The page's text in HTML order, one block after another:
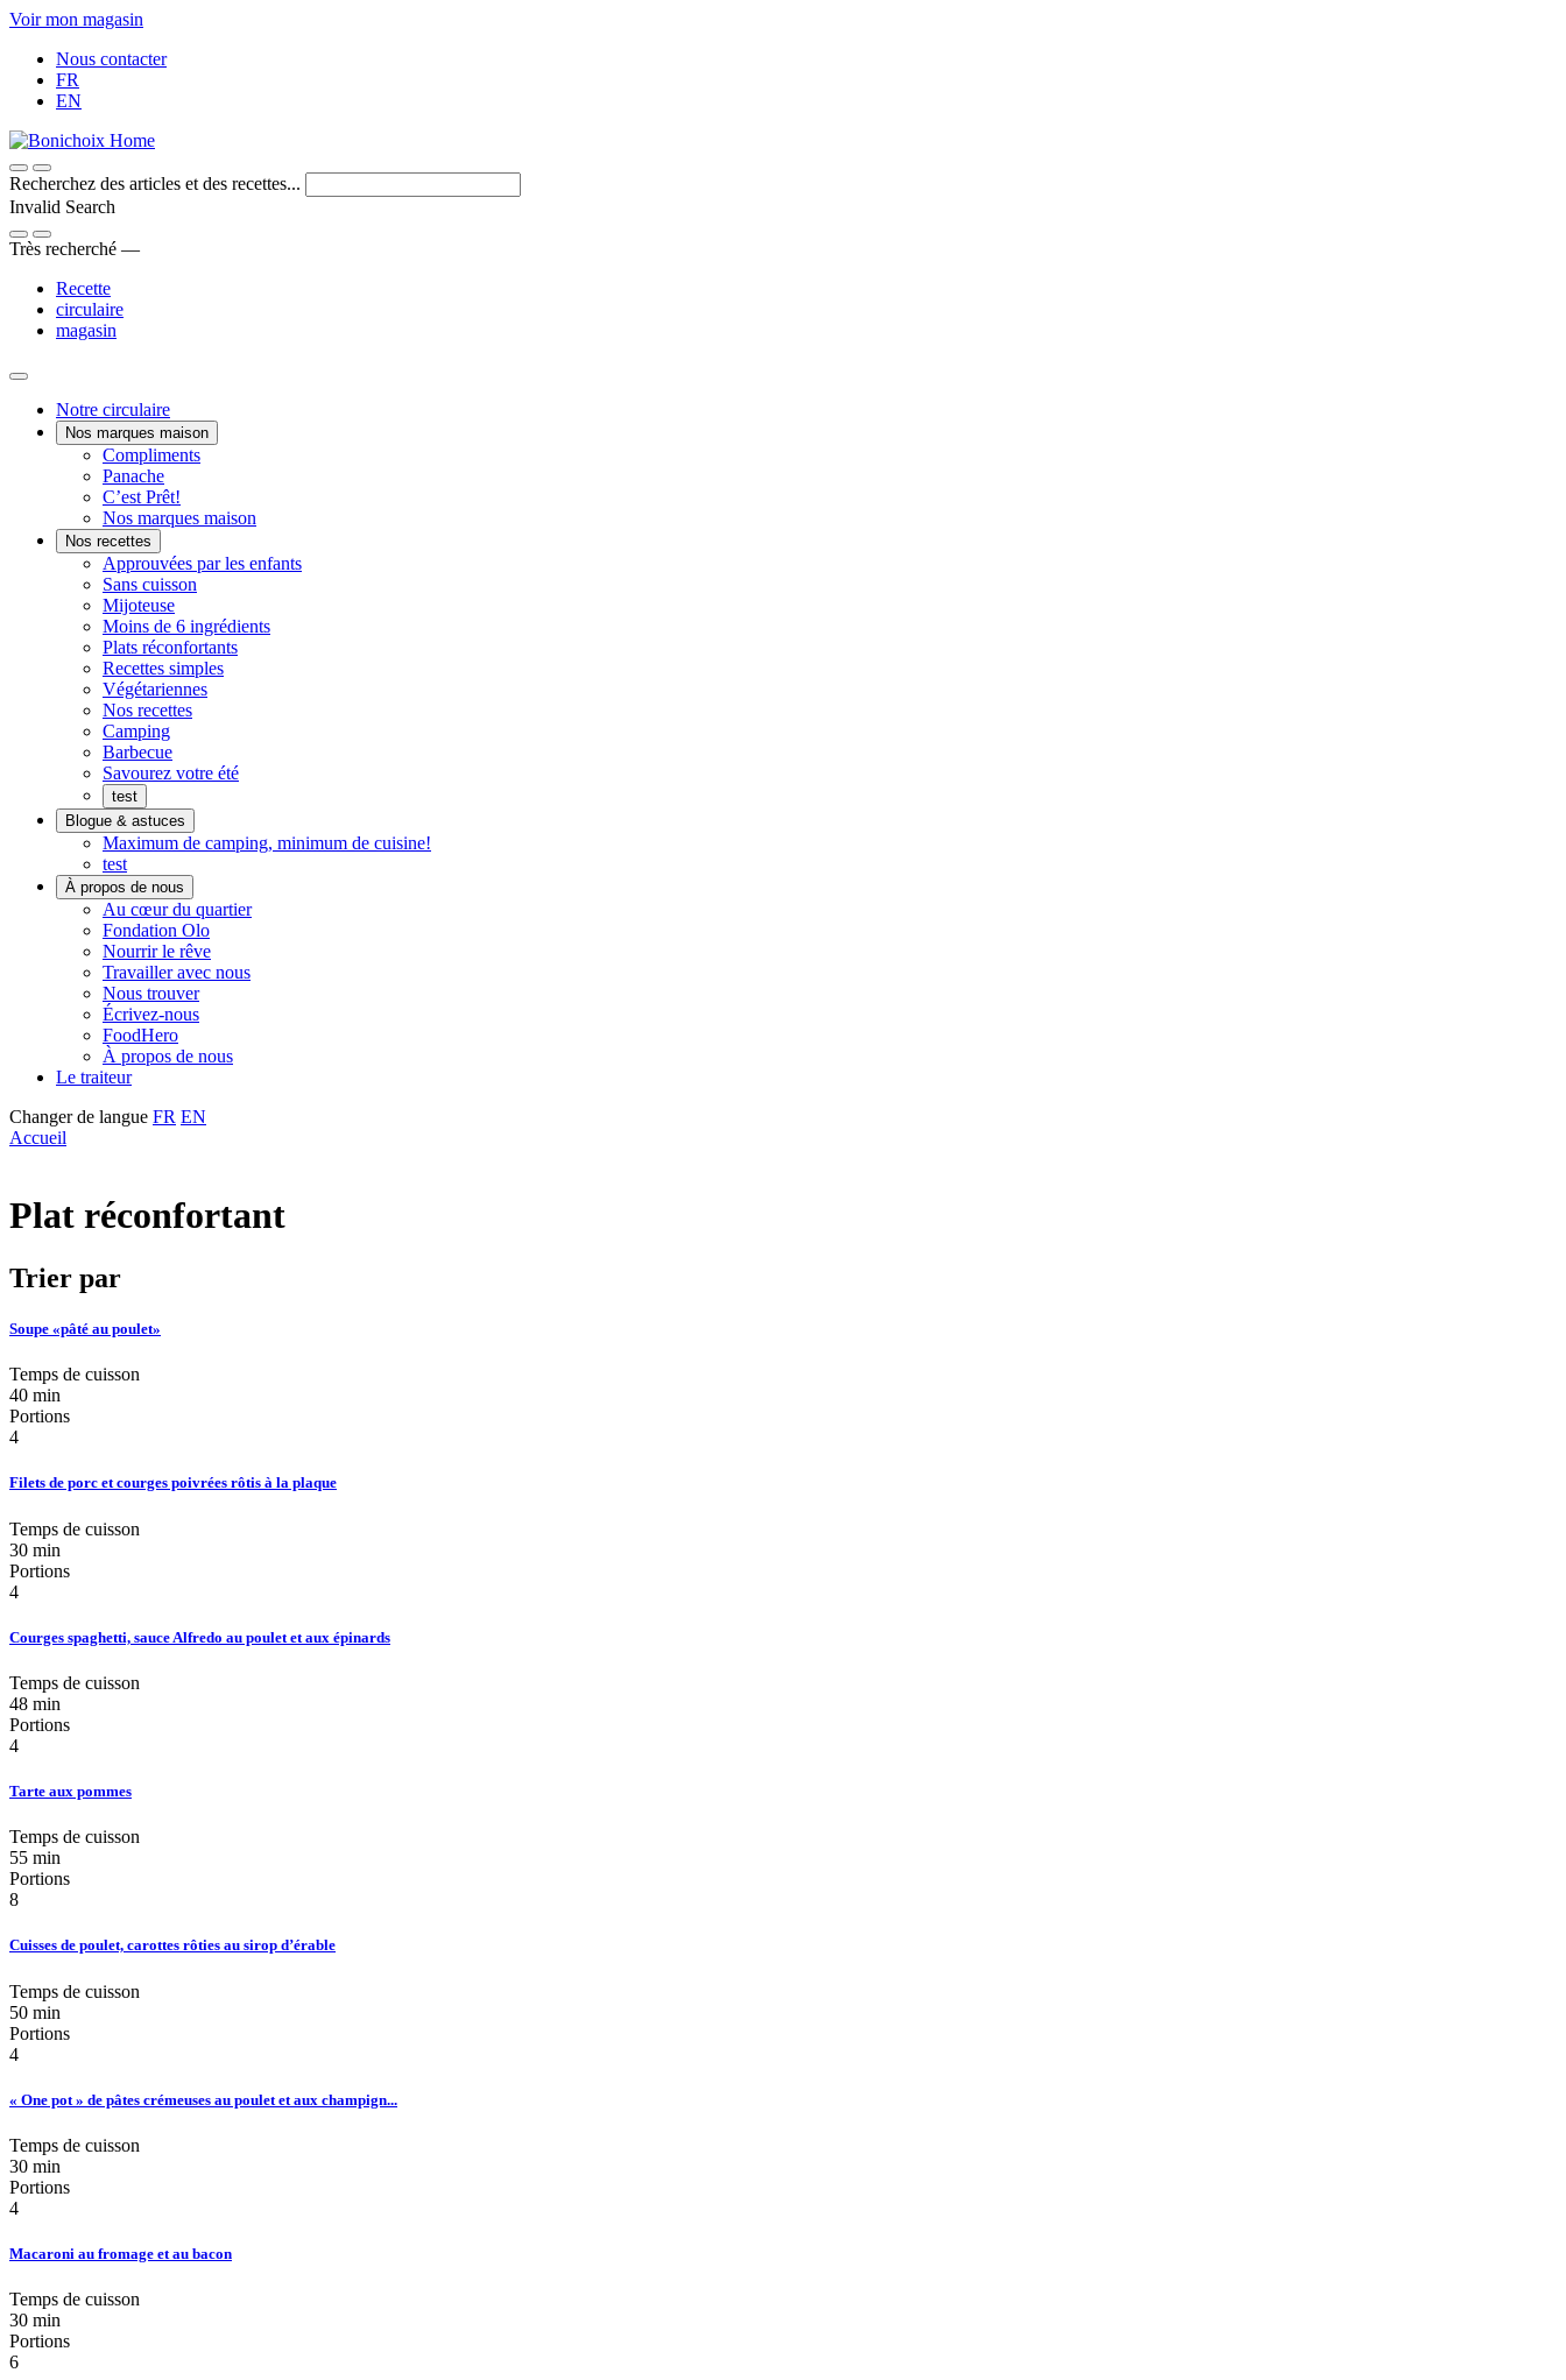
Passer
contenu
Voir mon magasin
Nous contacter
FR
EN
Recherchez des articles et des recettes...
Invalid Search
Submit
Très recherché —
Recette
circulaire
magasin
Main
Menu
Notre circulaire
Nos marques maison
ComplimentsUne
qui
maison
PanacheVoici
Panache
C’est Prêt!
Pratique.
à
manger
Nos marques maison
Nos recettes
Approuvées par les enfants
Sans cuisson
Mijoteuse
Moins de 6 ingrédients
Plats réconfortants
Recettes simples
Végétariennes
Nos recettes
Camping
Barbecue
Savourez votre été
test
Blogue & astuces
Maximum de camping, minimum de cuisine!
test
À propos de nous
Au cœur du quartierOn
Fondation Olo
Nourrir le rêve
Travailler avec nous
Nous trouver
Écrivez-nous
FoodHero
À propos de nous
Le traiteur
Changer de langue FR EN
Accueil
Plat réconfortant
Trier par
Soupe «pâté au poulet»
Temps de cuisson
40 min
Portions
4
Filets de porc et courges poivrées rôtis à la plaque
Temps de cuisson
30 min
Portions
4
Courges spaghetti, sauce Alfredo au poulet et aux épinards
Temps de cuisson
48 min
Portions
4
Tarte aux pommes
Temps de cuisson
55 min
Portions
8
Cuisses de poulet, carottes rôties au sirop d’érable
Temps de cuisson
50 min
Portions
4
« One pot » de pâtes crémeuses au poulet et aux champign...
Temps de cuisson
30 min
Portions
4
Macaroni au fromage et au bacon
Temps de cuisson
30 min
Portions
6